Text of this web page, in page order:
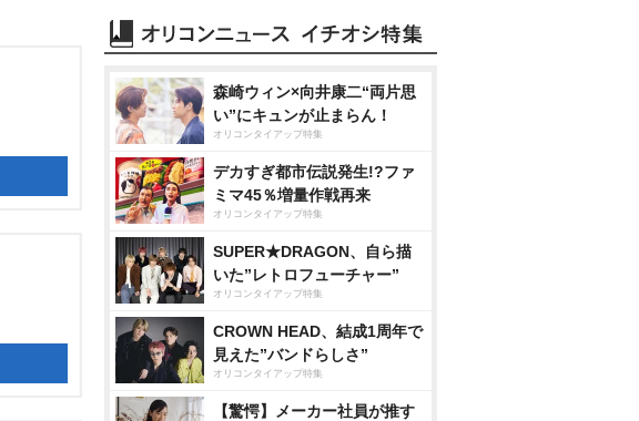
森崎ウィン×向井康二“両片思
い”にキュンが止まらん！
オリコンタイアップ特集
デカすぎ都市伝説発生!?ファ
ミマ45％増量作戦再来
オリコンタイアップ特集
SUPER★DRAGON、自ら描
いた”レトロフューチャー”
オリコンタイアップ特集
CROWN HEAD、結成1周年で
見えた”バンドらしさ”
オリコンタイアップ特集
【驚愕】メーカー社員が推す